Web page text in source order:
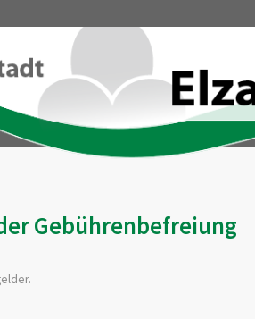
Gebührenbefreiung